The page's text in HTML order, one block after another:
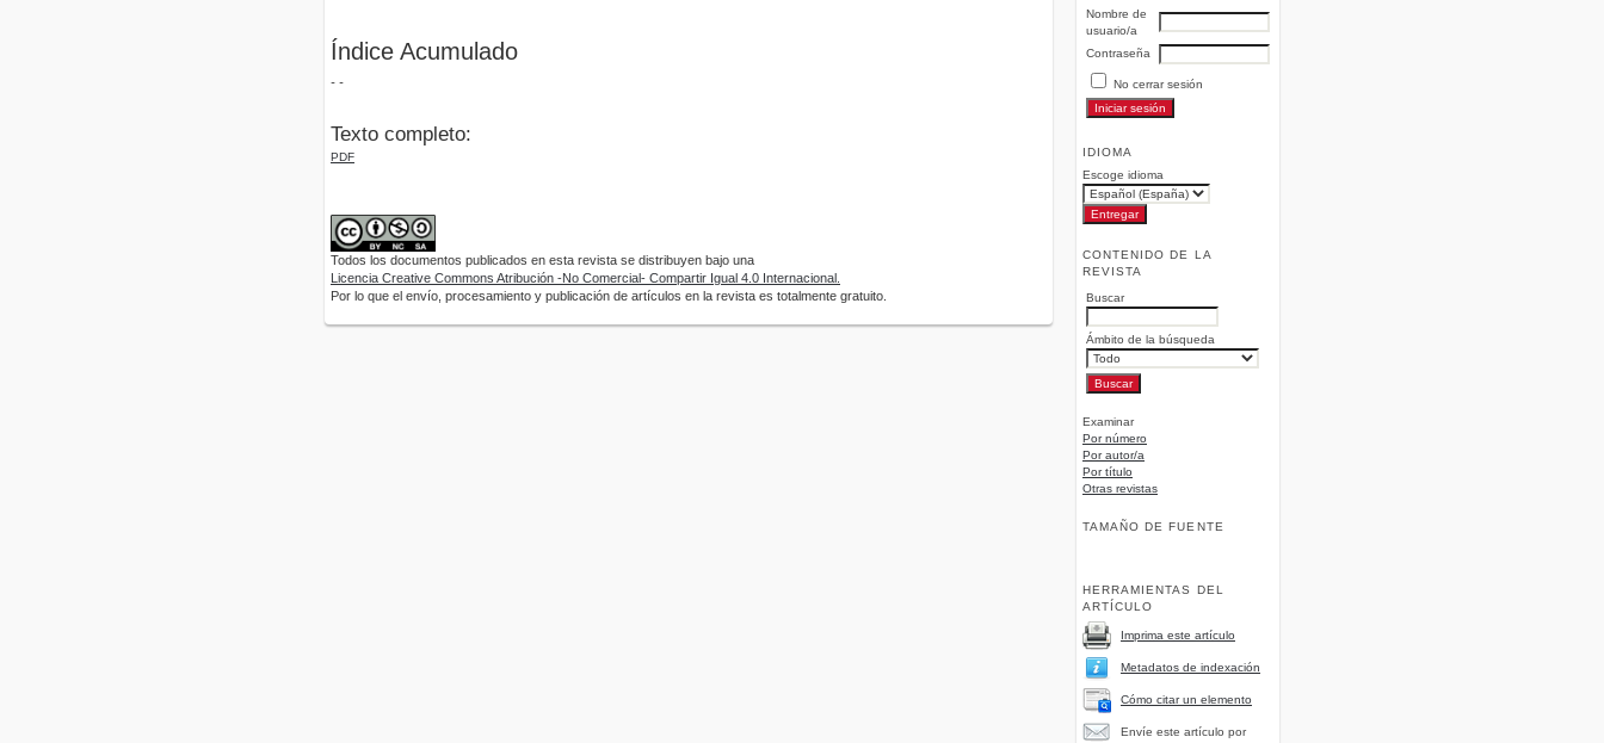
Nombre de
usuario/a
Contraseña
No cerrar sesión
IDIOMA
Escoge idioma
CONTENIDO DE LA
REVISTA
Buscar
Ámbito de la búsqueda
Examinar
Por número
Por autor/a
Por título
Otras revistas
TAMAÑO DE FUENTE
HERRAMIENTAS DEL
ARTÍCULO
Imprima este artículo
Metadatos de indexación
Cómo citar un elemento
Envíe este artículo por
Índice Acumulado
- -
Texto completo:
PDF
Todos los documentos publicados en esta revista se distribuyen bajo una
Licencia Creative Commons Atribución -No Comercial- Compartir Igual 4.0 Internacional.
Por lo que el envío, procesamiento y publicación de artículos en la revista es totalmente gratuito.